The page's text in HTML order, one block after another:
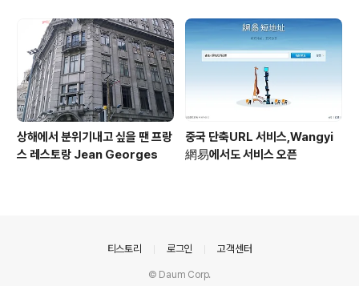
상해에서 분위기내고 싶을 땐 프랑
스 레스토랑 Jean Georges
중국 단축URL 서비스,Wangyi
網易에서도 서비스 오픈
티스토리 로그인 고객센터
© Daum Corp.